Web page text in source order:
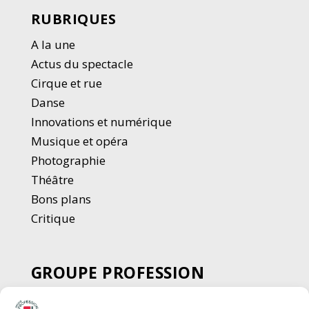
RUBRIQUES
A la une
Actus du spectacle
Cirque et rue
Danse
Innovations et numérique
Musique et opéra
Photographie
Théâtre
Bons plans
Critique
GROUPE PROFESSION
SPECTACLE